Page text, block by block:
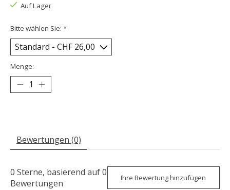
Auf Lager
Bitte wählen Sie: *
Menge:
Bewertungen (0)
0 Sterne, basierend auf0
Bewertungen
Ihre Bewertung hinzufügen